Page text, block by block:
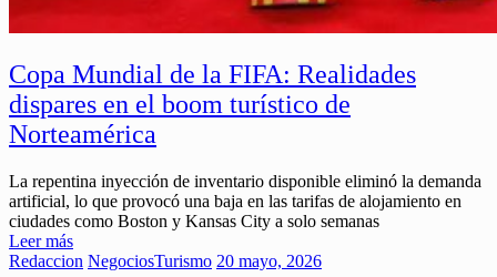
Copa Mundial de la FIFA: Realidades
dispares en el boom turístico de
Norteamérica
La repentina inyección de inventario disponible eliminó la demanda
artificial, lo que provocó una baja en las tarifas de alojamiento en
ciudades como Boston y Kansas City a solo semanas
Leer más
Redaccion NegociosTurismo 20 mayo, 2026